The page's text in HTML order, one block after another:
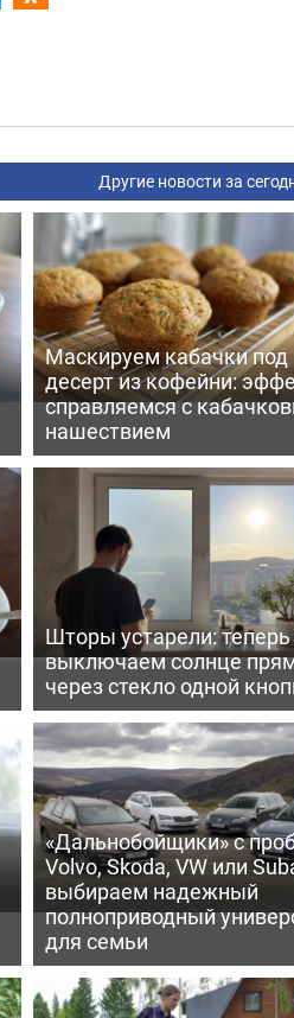
Другие новости за
Маскируем кабачки под
десерт из кофейни:
справляемся с
нашествием
Шторы устарели:
выключаем солнце
через стекло одной
«Дальнобойщики» с
Volvo, Skoda, VW или
выбираем надежный
полноприводный
для семьи